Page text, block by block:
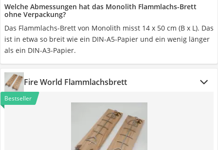
Welche Abmessungen hat das Monolith Flammlachs-Brett
ohne Verpackung?
Das Flammlachs-Brett von Monolith misst 14 x 50 cm (B x L). Das
ist in etwa so breit wie ein DIN-A5-Papier und ein wenig länger
als ein DIN-A3-Papier.
Fire World Flammlachsbrett
Bestseller